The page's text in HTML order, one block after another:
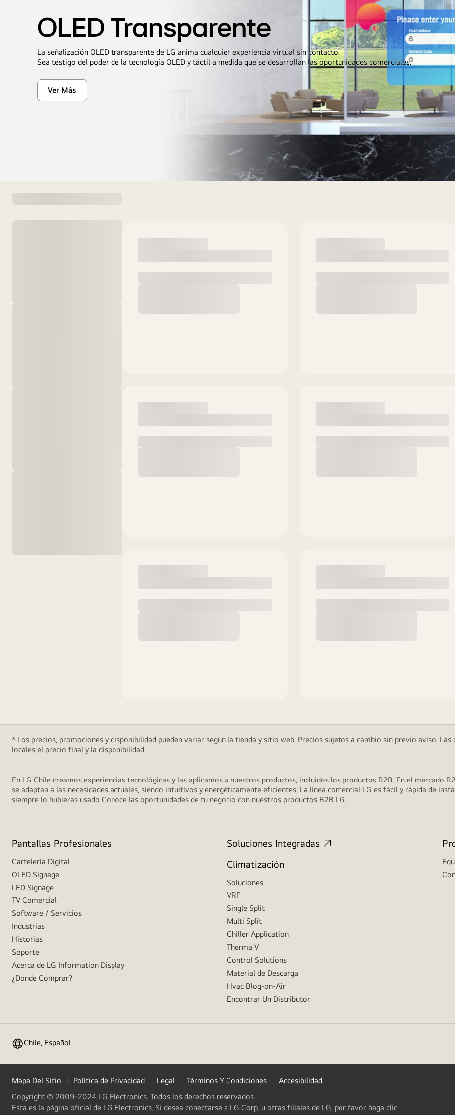
OLED Transparente
La señalización OLED transparente de LG anima cualquier experiencia virtual sin contacto.
Sea testigo del poder de la tecnología OLED y táctil a medida que se desarrollan las oportunidades comerciales.
OLED
Transparente
Ver Más
* Los precios, promociones y disponibilidad pueden variar según la tienda y sitio web. Precios sujetos a cambio sin previo aviso.
locales el precio final y la disponibilidad.
En LG Chile creamos experiencias tecnológicas y las aplicamos a nuestros productos, incluidos los productos B2B. En el mercado
se adaptan a las necesidades actuales, siendo intuitivos y energéticamente eficientes. La línea comercial LG es fácil y rápida de
siempre lo hubieras usado Conoce las oportunidades de tu negocio con nuestros productos B2B LG.
Pantallas Profesionales
Cartelería Digital
OLED Signage
LED Signage
TV Comercial
Software / Servicios
Industrias
Historias
Soporte
Acerca de LG Information Display
¿Donde Comprar?
Soluciones Integradas
Climatización
Soluciones
VRF
Single Split
Multi Split
Chiller Application
Therma V
Control Solutions
Material de Descarga
Hvac Blog-on-Air
Encontrar Un Distributor
Chile, Español
Mapa Del Sitio Política de Privacidad Legal Términos Y Condiciones
Accesibilidad
Copyright © 2009-2024 LG Electronics. Todos los derechos reservados
Esta es la página oficial de LG Electronics. Si desea conectarse a LG Corp. u otras filiales de LG, por favor haga clic(